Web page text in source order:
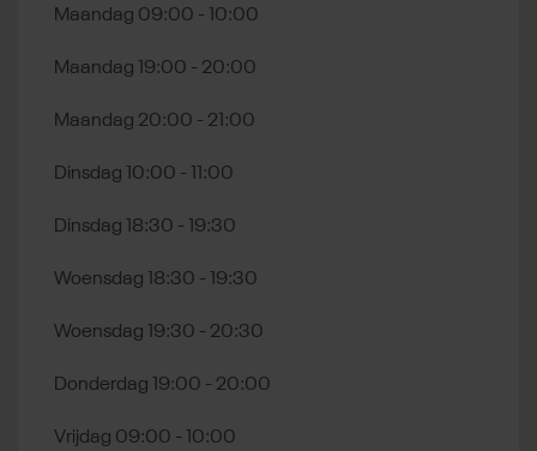
Maandag 09:00 - 10:00
Maandag 19:00 - 20:00
Maandag 20:00 - 21:00
Dinsdag 10:00 - 11:00
Dinsdag 18:30 - 19:30
Woensdag 18:30 - 19:30
Woensdag 19:30 - 20:30
Donderdag 19:00 - 20:00
Vrijdag 09:00 - 10:00